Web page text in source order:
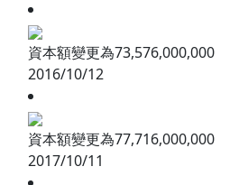
資本額變更為73,576,000,000
2016/10/12
資本額變更為77,716,000,000
2017/10/11